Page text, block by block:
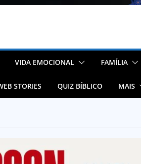
VIDA EMOCIONAL FAMÍLIA
STORIES QUIZ BÍBLICO MAIS